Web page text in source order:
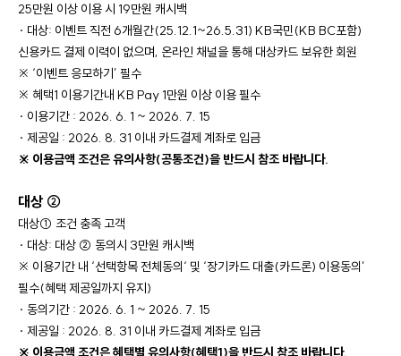
25만원 이상 이용 시 19만원 캐시백
· 대상: 이벤트 직전 6개월간(25.12.1~26.5.31) KB국민(KB BC포함)
신용카드 결제 이력이 없으며, 온라인 채널을 통해 대상카드 보유한 회원
※ ‘이벤트 응모하기’ 필수
※ 혜택1 이용기간내 KB Pay 1만원 이상 이용 필수
· 이용기간 : 2026. 6. 1 ~ 2026. 7. 15
· 제공일 : 2026. 8. 31 이내 카드결제 계좌로 입금
※ 이용금액 조건은 유의사항(공통조건)을 반드시 참조 바랍니다.
대상 ②
대상① 조건 충족 고객
· 대상: 대상 ② 동의시 3만원 캐시백
※ 이용기간 내 ‘선택항목 전체동의‘ 및 ‘장기카드 대출(카드론) 이용동의’
필수(혜택 제공일까지 유지)
· 동의기간 : 2026. 6. 1 ~ 2026. 7. 15
· 제공일 : 2026. 8. 31 이내 카드결제 계좌로 입금
※ 이용금액 조건은 혜택별 유의사항(혜택1)을 반드시 참조 바랍니다.